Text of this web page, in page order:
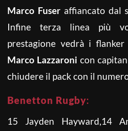
Marco Fuser affiancato dal
Infine terza linea più
prestagione vedrà i flanker
Marco Lazzaroni con
chiudere il pack con il
Benetton Rugby:
15 Jayden Hayward,14